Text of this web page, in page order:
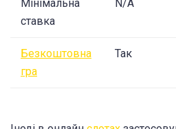
Мінімальна
ставка
N/A
Безкоштовна
гра
Так